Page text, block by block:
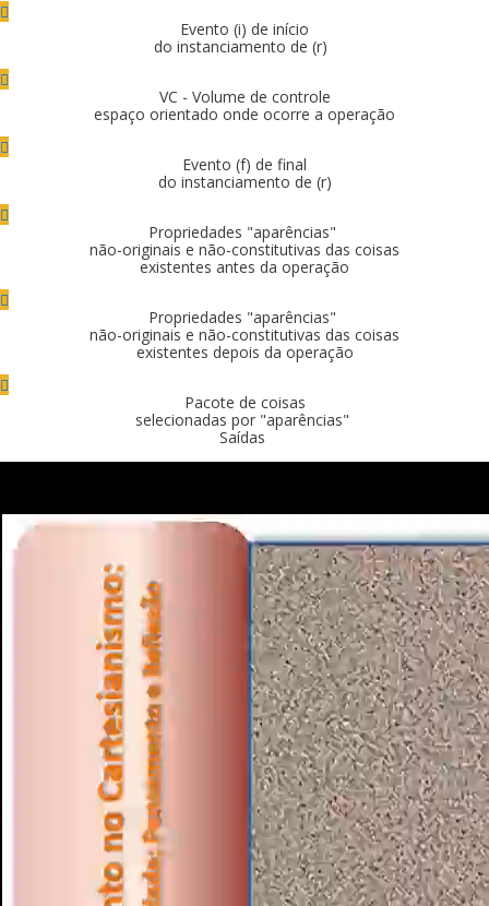
Evento (i) de início
do instanciamento de (r)
VC - Volume de controle
espaço orientado onde ocorre a operação
Evento (f) de final
do instanciamento de (r)
Propriedades "aparências"
não-originais e não-constitutivas das coisas
existentes antes da operação
Propriedades "aparências"
não-originais e não-constitutivas das coisas
existentes depois da operação
Pacote de coisas
selecionadas por "aparências"
Saídas